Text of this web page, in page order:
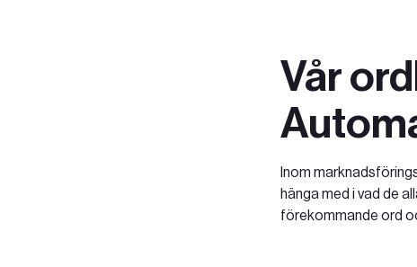
Vår
Inom
hänga med i vad de
förekommande ord